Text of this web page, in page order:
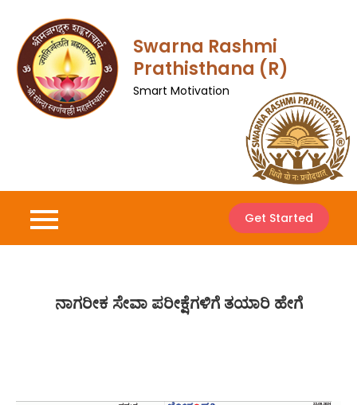
content
Swarna Rashmi
Prathisthana (R)
Smart Motivation
Get Started
ನಾಗರೀಕ ಸೇವಾ ಪರೀಕ್ಷೆಗಳಿಗೆ ತಯಾರಿ ಹೇಗೆ